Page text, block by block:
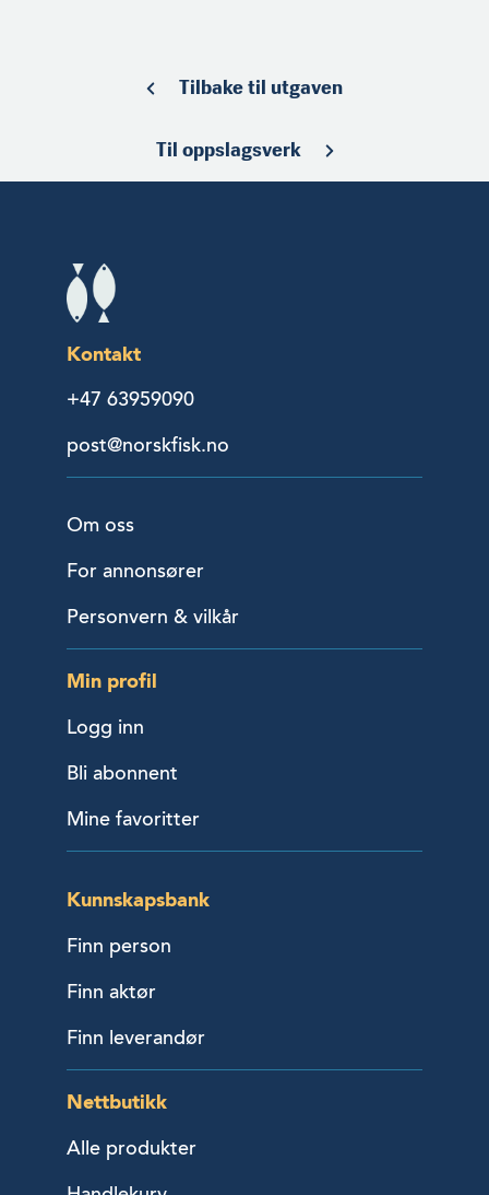
Tilbake til utgaven
Til oppslagsverk
Kontakt
+47 63959090
post@norskfisk.no
Om oss
For annonsører
Personvern & vilkår
Min profil
Logg inn
Bli abonnent
Mine favoritter
Kunnskapsbank
Finn person
Finn aktør
Finn leverandør
Nettbutikk
Alle produkter